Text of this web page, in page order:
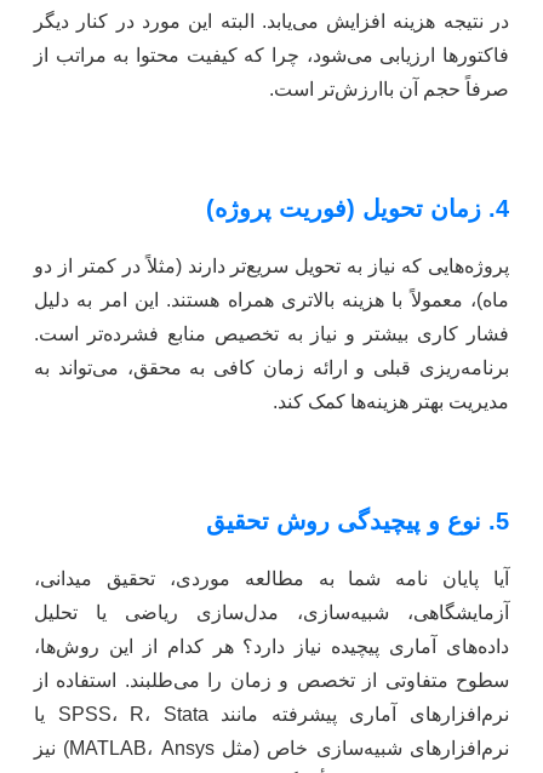
در نتیجه هزینه افزایش می‌یابد. البته این مورد در کنار دیگر
فاکتورها ارزیابی می‌شود، چرا که کیفیت محتوا به مراتب از
صرفاً حجم آن باارزش‌تر است.
4. زمان تحویل (فوریت پروژه)
پروژه‌هایی که نیاز به تحویل سریع‌تر دارند (مثلاً در کمتر از دو
ماه)، معمولاً با هزینه بالاتری همراه هستند. این امر به دلیل
فشار کاری بیشتر و نیاز به تخصیص منابع فشرده‌تر است.
برنامه‌ریزی قبلی و ارائه زمان کافی به محقق، می‌تواند به
مدیریت بهتر هزینه‌ها کمک کند.
5. نوع و پیچیدگی روش تحقیق
آیا پایان نامه شما به مطالعه موردی، تحقیق میدانی،
آزمایشگاهی، شبیه‌سازی، مدل‌سازی ریاضی یا تحلیل
داده‌های آماری پیچیده نیاز دارد؟ هر کدام از این روش‌ها،
سطوح متفاوتی از تخصص و زمان را می‌طلبند. استفاده از
نرم‌افزارهای آماری پیشرفته مانند SPSS، R، Stata یا
نرم‌افزارهای شبیه‌سازی خاص (مثل MATLAB، Ansys) نیز